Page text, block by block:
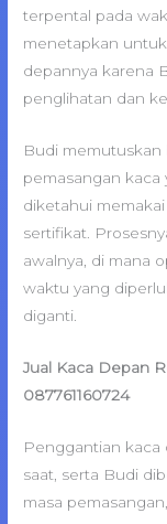
terpental pada
menetapkan
depannya karena
penglihatan dan
Budi memutuskan
pemasangan kaca
diketahui
sertifikat.
awalnya, di mana
waktu yang
diganti.
Jual Kaca Depan
087761160724
Penggantian kaca
saat, serta Budi
masa